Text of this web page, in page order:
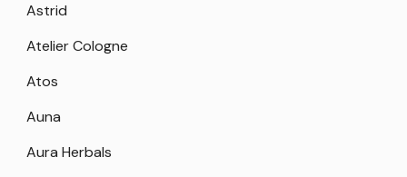
Astrid
Atelier Cologne
Atos
Auna
Aura Herbals